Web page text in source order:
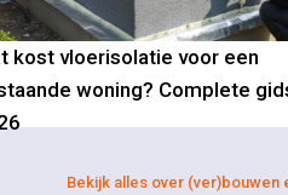
kost vloerisolatie voor een
woning? Complete
Bekijk alles over (ver)bouwen